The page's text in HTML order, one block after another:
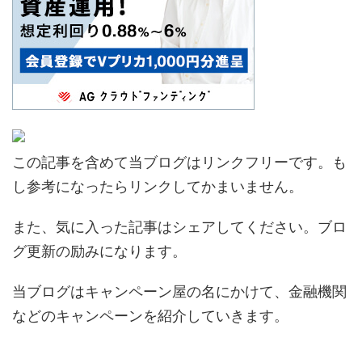
この記事を含めて当ブログはリンクフリーです。も
し参考になったらリンクしてかまいません。
また、気に入った記事はシェアしてください。ブロ
グ更新の励みになります。
当ブログはキャンペーン屋の名にかけて、金融機関
などのキャンペーンを紹介していきます。